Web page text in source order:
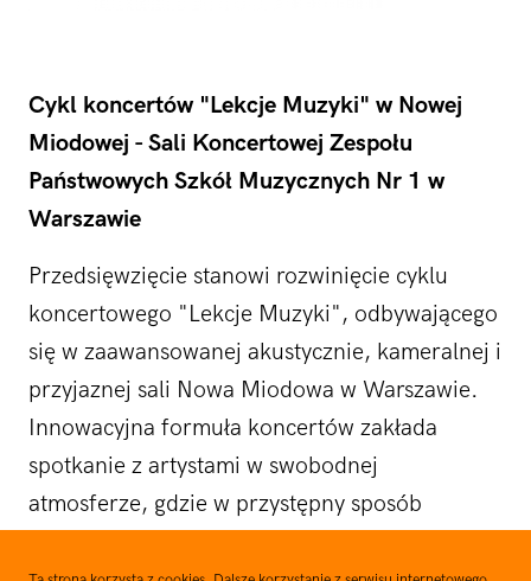
Cykl koncertów "Lekcje Muzyki" w Nowej
Miodowej - Sali Koncertowej Zespołu
Państwowych Szkół Muzycznych Nr 1 w
Warszawie
Przedsięwzięcie stanowi rozwinięcie cyklu
koncertowego "Lekcje Muzyki", odbywającego
się w zaawansowanej akustycznie, kameralnej i
przyjaznej sali Nowa Miodowa w Warszawie.
Innowacyjna formuła koncertów zakłada
spotkanie z artystami w swobodnej
atmosferze, gdzie w przystępny sposób